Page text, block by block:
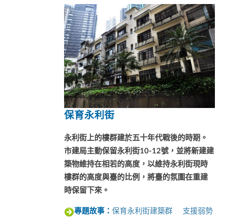
保育永利街
永利街上的樓群建於五十年代戰後的時期。
市建局主動保留永利街10-12號，並將新建建
築物維持在相若的高度，以維持永利街現時
樓群的高度與臺的比例，將臺的氛圍在重建
時保留下來。
專題故事： 保育永利街建築群 支援弱勢